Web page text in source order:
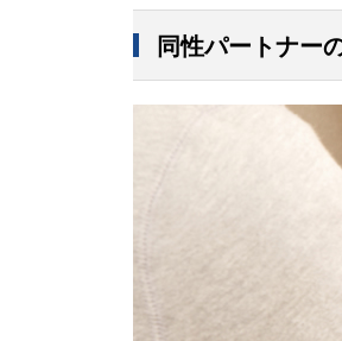
同性パートナー